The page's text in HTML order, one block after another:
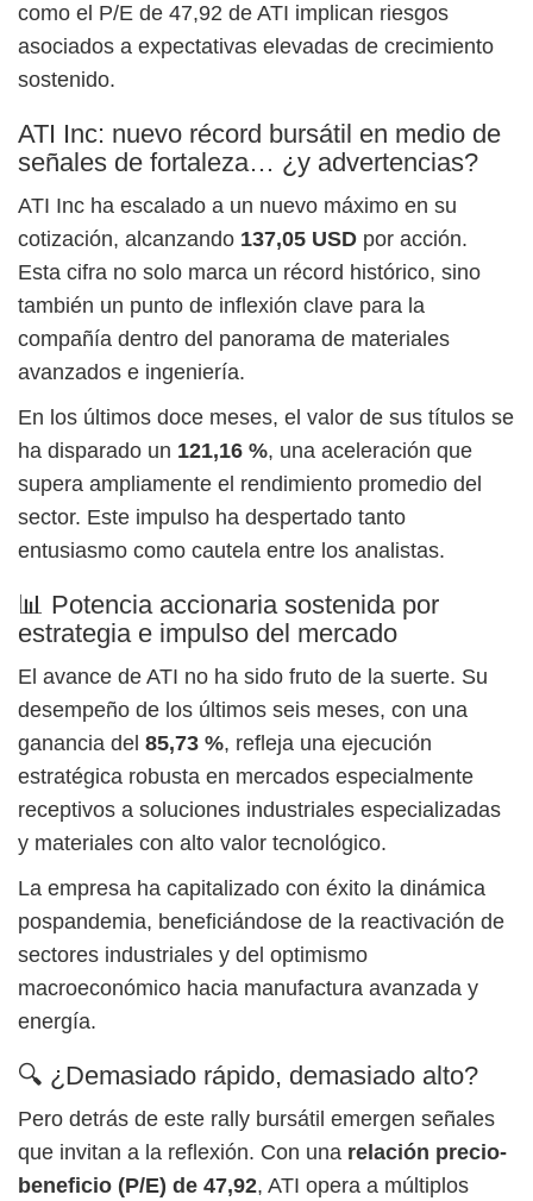
como el P/E de 47,92 de ATI implican riesgos
asociados a expectativas elevadas de crecimiento
sostenido.
ATI Inc: nuevo récord bursátil en medio de
señales de fortaleza… ¿y advertencias?
ATI Inc ha escalado a un nuevo máximo en su
cotización, alcanzando 137,05 USD por acción.
Esta cifra no solo marca un récord histórico, sino
también un punto de inflexión clave para la
compañía dentro del panorama de materiales
avanzados e ingeniería.
En los últimos doce meses, el valor de sus títulos se
ha disparado un 121,16 %, una aceleración que
supera ampliamente el rendimiento promedio del
sector. Este impulso ha despertado tanto
entusiasmo como cautela entre los analistas.
📊 Potencia accionaria sostenida por
estrategia e impulso del mercado
El avance de ATI no ha sido fruto de la suerte. Su
desempeño de los últimos seis meses, con una
ganancia del 85,73 %, refleja una ejecución
estratégica robusta en mercados especialmente
receptivos a soluciones industriales especializadas
y materiales con alto valor tecnológico.
La empresa ha capitalizado con éxito la dinámica
pospandemia, beneficiándose de la reactivación de
sectores industriales y del optimismo
macroeconómico hacia manufactura avanzada y
energía.
🔍 ¿Demasiado rápido, demasiado alto?
Pero detrás de este rally bursátil emergen señales
que invitan a la reflexión. Con una relación precio-
beneficio (P/E) de 47,92, ATI opera a múltiplos